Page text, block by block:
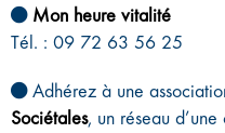
Mon heure vitalité
Tél. : 09 72 63 56 25
Adhérez à une
Sociétales, un réseau